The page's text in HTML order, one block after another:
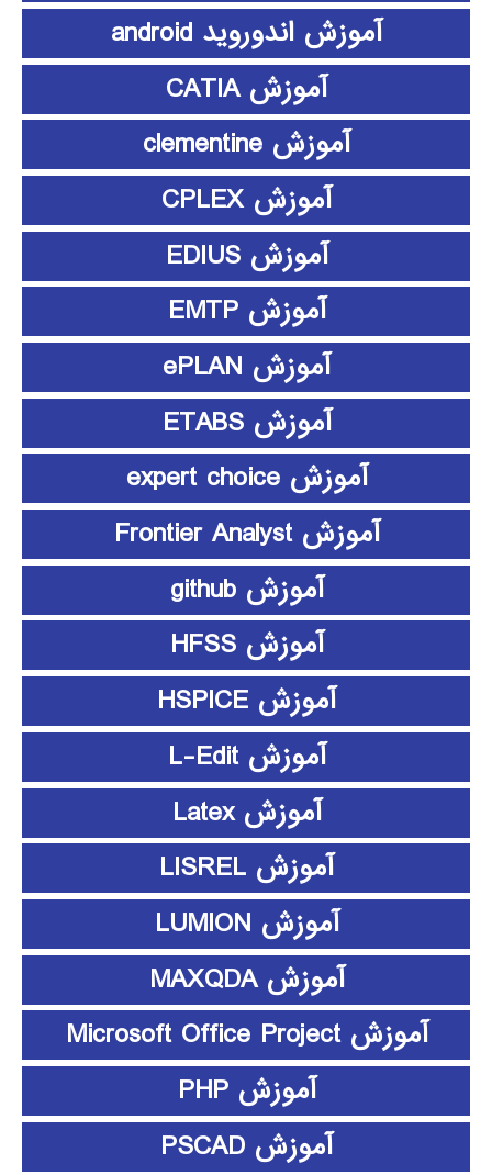
آموزش اندوروید android
آموزش CATIA
آموزش clementine
آموزش CPLEX
آموزش EDIUS
آموزش EMTP
آموزش ePLAN
آموزش ETABS
آموزش expert choice
آموزش Frontier Analyst
آموزش github
آموزش HFSS
آموزش HSPICE
آموزش L-Edit
آموزش Latex
آموزش LISREL
آموزش LUMION
آموزش MAXQDA
آموزش Microsoft Office Project
آموزش PHP
آموزش PSCAD